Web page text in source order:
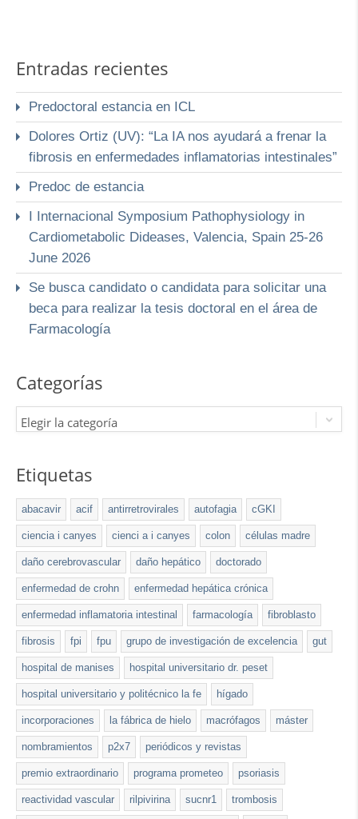
Entradas recientes
Predoctoral estancia en ICL
Dolores Ortiz (UV): “La IA nos ayudará a frenar la
fibrosis en enfermedades inflamatorias intestinales”
Predoc de estancia
I Internacional Symposium Pathophysiology in
Cardiometabolic Dideases, Valencia, Spain 25-26
June 2026
Se busca candidato o candidata para solicitar una
beca para realizar la tesis doctoral en el área de
Farmacología
Categorías
Elegir la categoría
Etiquetas
abacavir acif antirretrovirales autofagia cGKI
ciencia i canyes cienci a i canyes colon células madre
daño cerebrovascular daño hepático doctorado
enfermedad de crohn enfermedad hepática crónica
enfermedad inflamatoria intestinal farmacología fibroblasto
fibrosis fpi fpu grupo de investigación de excelencia gut
hospital de manises hospital universitario dr. peset
hospital universitario y politécnico la fe hígado
incorporaciones la fábrica de hielo macrófagos máster
nombramientos p2x7 periódicos y revistas
premio extraordinario programa prometeo psoriasis
reactividad vascular rilpivirina sucnr1 trombosis